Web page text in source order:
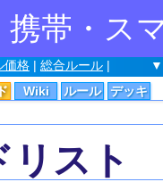
携帯・ス
Wiki ルール デッキ
価格 | 総合ルール |
リスト